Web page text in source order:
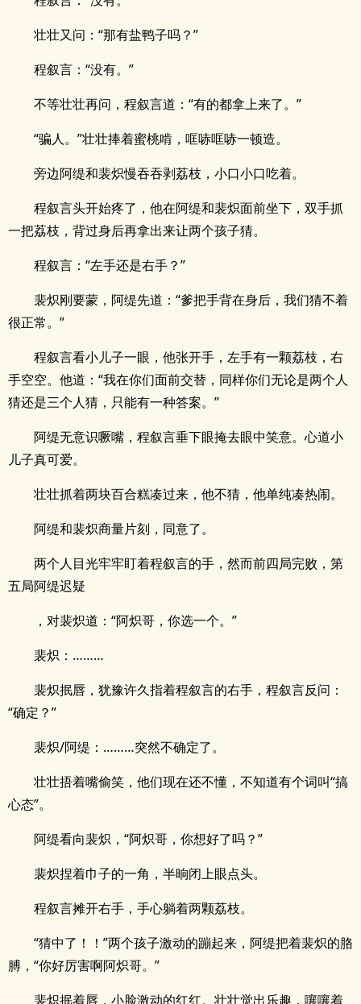
壮壮又问：“那有盐鸭子吗？”
程叙言：“没有。”
不等壮壮再问，程叙言道：“有的都拿上来了。”
“骗人。”壮壮捧着蜜桃啃，哐哧哐哧一顿造。
旁边阿缇和裴炽慢吞吞剥荔枝，小口小口吃着。
程叙言头开始疼了，他在阿缇和裴炽面前坐下，双手抓
一把荔枝，背过身后再拿出来让两个孩子猜。
程叙言：“左手还是右手？”
裴炽刚要蒙，阿缇先道：“爹把手背在身后，我们猜不着
很正常。”
程叙言看小儿子一眼，他张开手，左手有一颗荔枝，右
手空空。他道：“我在你们面前交替，同样你们无论是两个人
猜还是三个人猜，只能有一种答案。”
阿缇无意识噘嘴，程叙言垂下眼掩去眼中笑意。心道小
儿子真可爱。
壮壮抓着两块百合糕凑过来，他不猜，他单纯凑热闹。
阿缇和裴炽商量片刻，同意了。
两个人目光牢牢盯着程叙言的手，然而前四局完败，第
五局阿缇迟疑
，对裴炽道：“阿炽哥，你选一个。”
裴炽：………
裴炽抿唇，犹豫许久指着程叙言的右手，程叙言反问：
“确定？”
裴炽/阿缇：………突然不确定了。
壮壮捂着嘴偷笑，他们现在还不懂，不知道有个词叫“搞
心态”。
阿缇看向裴炽，“阿炽哥，你想好了吗？”
裴炽捏着巾子的一角，半晌闭上眼点头。
程叙言摊开右手，手心躺着两颗荔枝。
“猜中了！！”两个孩子激动的蹦起来，阿缇把着裴炽的胳
膊，“你好厉害啊阿炽哥。”
裴炽抿着唇，小脸激动的红红。壮壮觉出乐趣，嚷嚷着